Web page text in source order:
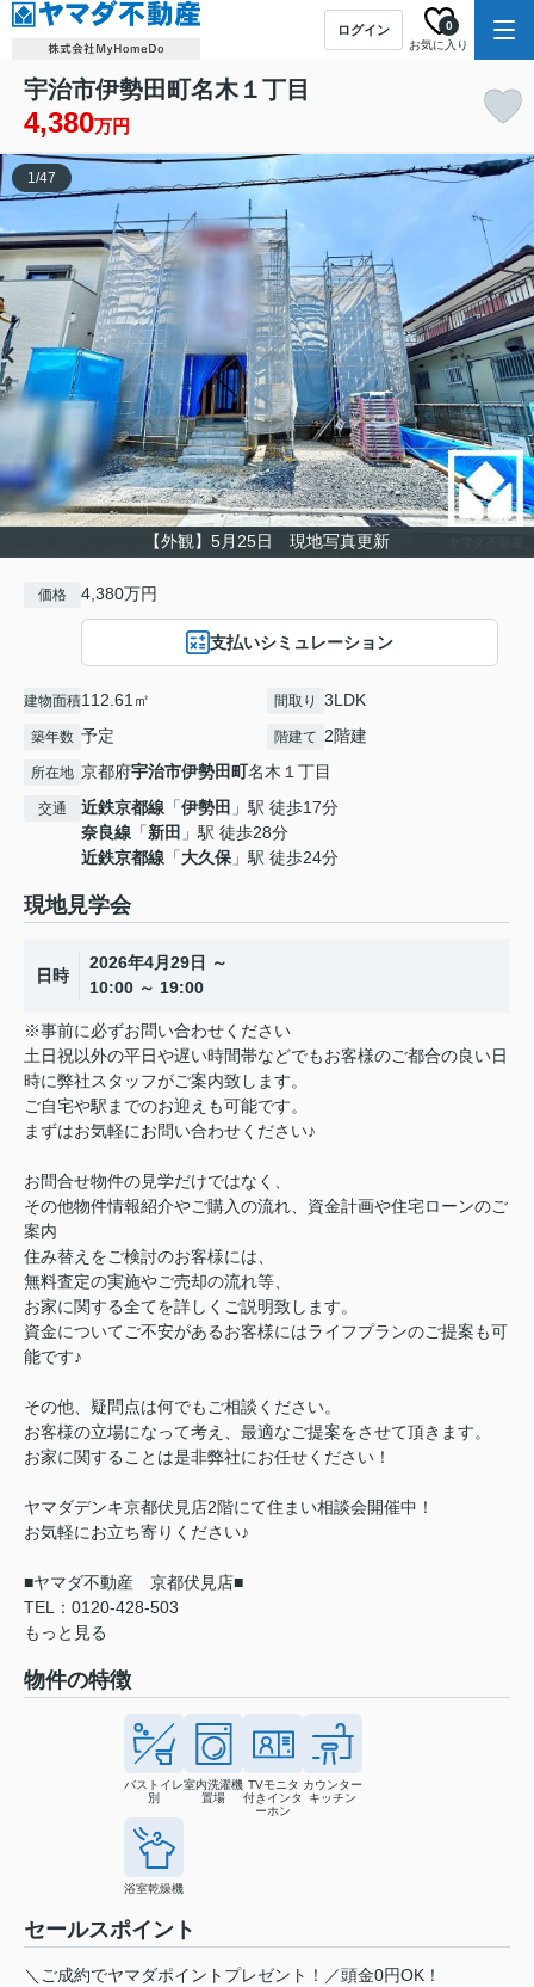
ログイン
お気に入り
0
宇治市伊勢田町名木１丁目
4,380万円
【外観】5月25日 現地写真更新
1/47
価格 4,380万円
支払いシミュレーション
建物面積112.61㎡ 間取り 3LDK
築年数 予定 階建て 2階建
所在地 京都府宇治市伊勢田町名木１丁目
交通 近鉄京都線 「伊勢田 」駅 徒歩17分
奈良線 「新田 」駅 徒歩28分
近鉄京都線 「大久保」駅 徒歩24分
現地見学会
日時
2026年4月29日 ～
10:00 ～ 19:00
※事前に必ずお問い合わせください
土日祝以外の平日や遅い時間帯などでもお客様のご都合の良い日
時に弊社スタッフがご案内致します。
ご自宅や駅までのお迎えも可能です。
まずはお気軽にお問い合わせください♪
お問合せ物件の見学だけではなく、
その他物件情報紹介やご購入の流れ、資金計画や住宅ローンのご
案内
住み替えをご検討のお客様には、
無料査定の実施やご売却の流れ等、
お家に関する全てを詳しくご説明致します。
資金についてご不安があるお客様にはライフプランのご提案も可
能です♪
その他、疑問点は何でもご相談ください。
お客様の立場になって考え、最適なご提案をさせて頂きます。
お家に関することは是非弊社にお任せください！
ヤマダデンキ京都伏見店2階にて住まい相談会開催中！
お気軽にお立ち寄りください♪
■ヤマダ不動産 京都伏見店■
TEL：0120-428-503
もっと見る
物件の特徴
バストイレ
別
室内洗濯機
置場
TVモニタ
付きインタ
ーホン
カウンター
キッチン
浴室乾燥機
セールスポイント
＼ご成約でヤマダポイントプレゼント！／頭金0円OK！